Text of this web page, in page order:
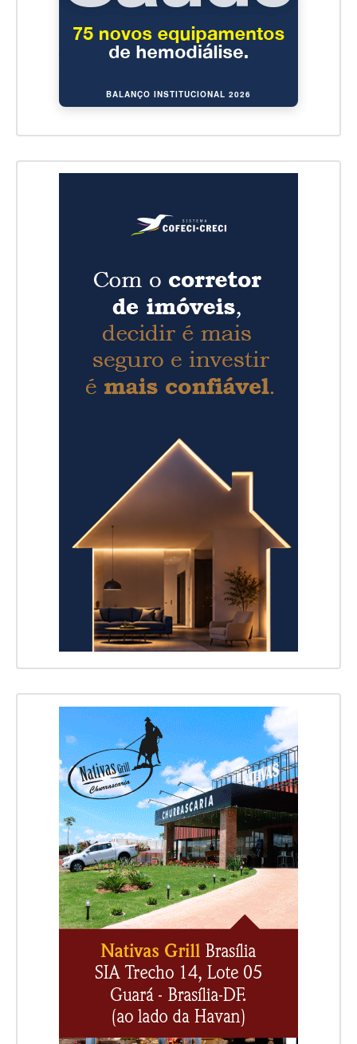
BALANÇO INSTITUCIONAL 2026